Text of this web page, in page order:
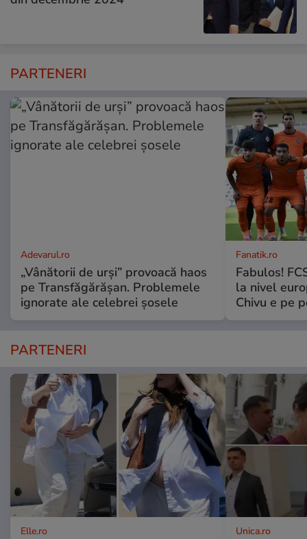
PARTENERI
Adevarul.ro
„Vânătorii de urși” provoacă haos
pe Transfăgărășan. Problemele
ignorate ale celebrei șosele
Fanatik.ro
Fabulos!
la nivel
Chivu e pe
PARTENERI
Elle.ro Unica.ro